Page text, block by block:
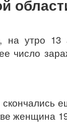
утро 13
число
женщина